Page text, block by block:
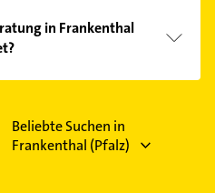
in Frankenthal
Sie alleÖffnungszeiten.
Beliebte Suchen in
Frankenthal (Pfalz)